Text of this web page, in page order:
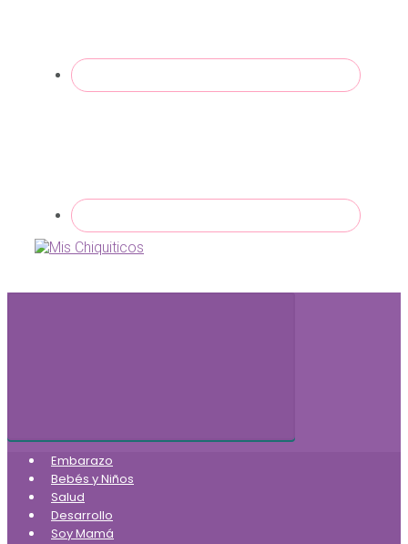
Embarazo
Bebés y Niños
Salud
Desarrollo
Soy Mamá